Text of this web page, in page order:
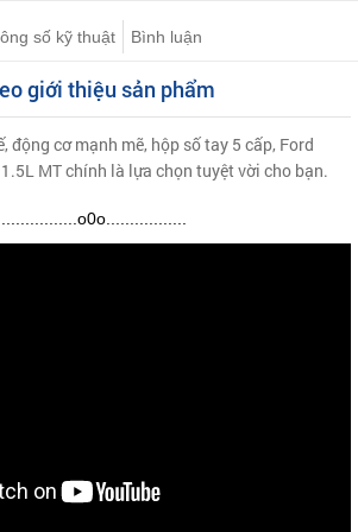
số kỹ thuật Bình luận
giới thiệu sản phẩm
động cơ mạnh mẽ, hộp số tay 5 cấp, Ford
MT chính là lựa chọn tuyệt vời cho bạn.